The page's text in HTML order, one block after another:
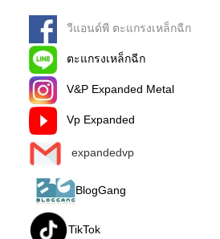
วีแอนด์พี ตะแกรงเหล็กฉีก
ตะแกรงเหล็กฉีก
V&P Expanded Metal
Vp Expanded
expandedvp
BlogGang
TikTok